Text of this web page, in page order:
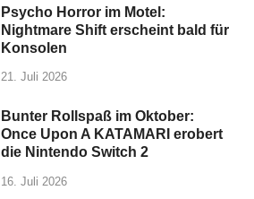
Psycho Horror im Motel:
Nightmare Shift erscheint bald für
Konsolen
21. Juli 2026
Bunter Rollspaß im Oktober:
Once Upon A KATAMARI erobert
die Nintendo Switch 2
16. Juli 2026